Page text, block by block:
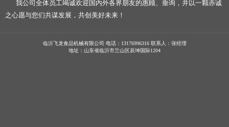
我公司全体员工竭诚欢迎国内外各界朋友的惠顾、垂询，并以一颗赤诚
之心愿与您们共谋发展，共创美好未来！
临沂飞龙食品机械有限公司 电话：13176996316 联系人：张经理
地址：山东省临沂市兰山区辰坤国际1204